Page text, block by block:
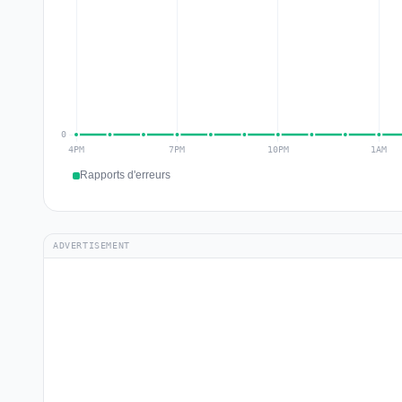
Rapports d'erreurs
ADVERTISEMENT